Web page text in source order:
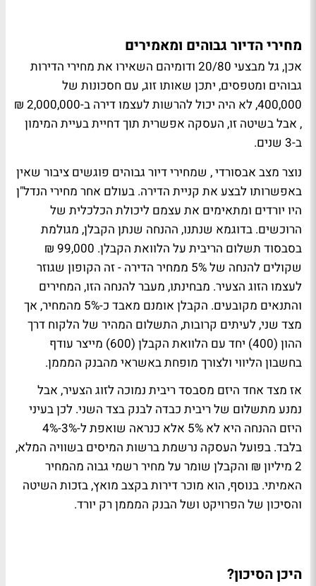
מחירי הדיור גבוהים ומאמירים
אכן, גל מבצעי 20/80 ודומיהם השאירו את מחירי הדירות
גבוהים ומטפסים, יתכן שאותו זוג, עם חסכונות של
400,000, לא היה יכול להרשות לעצמו דירה ב-2,000,000 ₪
, אבל בשיטה זו, העסקה אפשרית תוך דחיית בעיית המימון
ב-3 שנים.
נוצר מצב אבסורדי , שמחירי דיור גבוהים פוגשים ציבור שאין
באפשרותו לבצע את קניית הדירה. בעולם אחר מחירי הנדל"ן
היו יורדים ומתאימים את עצמם ליכולת הכלכלית של
הרוכשים. בדוגמא שנתנו, ההנחה שנתן הקבלן, מגולמת
בסבסוד תשלום הריבית על הלוואת הקבלן. 99,000 ₪
שקולים להנחה של 5% ממחיר הדירה - זה הקופון שגוזר
לעצמו הזוג הצעיר. מבחינתו, מעבר להנחה הזו, המחירים
והתנאים מקובעים. הקבלן אומנם מאבד כ-5% מהמחיר, אך
מצד שני, לעיתים קרובות, התשלום המהיר של הלקוח דרך
ההון (400) יחד עם הלוואת הקבלן (600) מייצר עודף
בחשבון הליווי ולצורך מופחת באשראי מהבנק המממן.
אז מצד אחד היזם מסבסד ריבית נמוכה לזוג הצעיר, אבל
נמנע מתשלום של ריבית כבדה לבנק בצד השני. לכן בעיני
היזם ההנחה היא לא 5% אלא כנראה שואפת ל-3%-4%
בלבד. בפועל העסקה נרשמת ברשות המיסים בשוויה המלא,
2 מיליון ₪ והקבלן שומר על מחיר רשמי גבוה מהמחיר
האמיתי. בנוסף, הוא מוכר דירות בקצב מואץ, בזכות השיטה
והסיכון של הפרויקט ושל הבנק המממן רק יורד.
היכן הסיכון?